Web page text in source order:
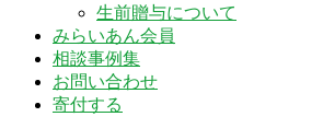
生前贈与について
みらいあん会員
相談事例集
お問い合わせ
寄付する